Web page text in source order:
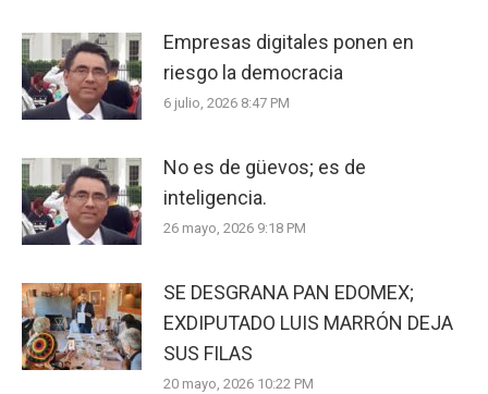
Empresas digitales ponen en
riesgo la democracia
6 julio, 2026 8:47 PM
No es de güevos; es de
inteligencia.
26 mayo, 2026 9:18 PM
SE DESGRANA PAN EDOMEX;
EXDIPUTADO LUIS MARRÓN DEJA
SUS FILAS
20 mayo, 2026 10:22 PM